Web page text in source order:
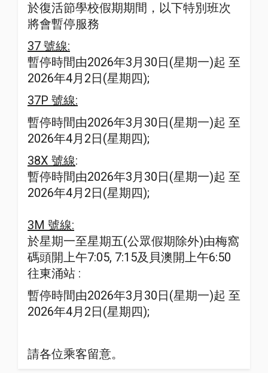
於復活節學校假期期間，以下特別班次
將會暫停服務
37 號線:
暫停時間由2026年3月30日(星期一)起 至
2026年4月2日(星期四);
37P 號線:
暫停時間由2026年3月30日(星期一)起 至
2026年4月2日(星期四);
38X 號線:
暫停時間由2026年3月30日(星期一)起 至
2026年4月2日(星期四);
3M 號線:
於星期一至星期五(公眾假期除外)由梅窩
碼頭開上午7:05, 7:15及貝澳開上午6:50
往東涌站 :
暫停時間由2026年3月30日(星期一)起 至
2026年4月2日(星期四);
請各位乘客留意。